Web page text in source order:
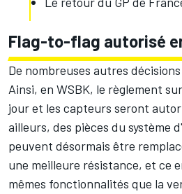
Flag-to-flag autorisé
De nombreuses autres
Ainsi, en WSBK, le règlement
jour et les capteurs seront
ailleurs, des pièces du système
peuvent désormais être
une meilleure résistance, et ce
mêmes fonctionnalités que la